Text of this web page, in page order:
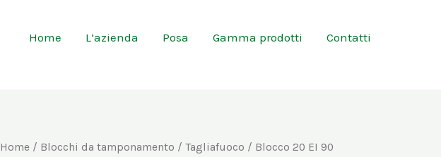
Home L’azienda Posa Gamma prodotti Contatti
Home / Blocchi da tamponamento / Tagliafuoco / Blocco 20 EI 90
Blocco